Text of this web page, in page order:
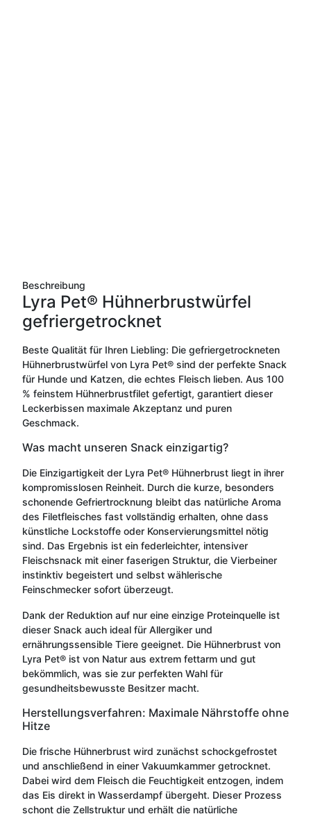
Beschreibung
Lyra Pet® Hühnerbrustwürfel
gefriergetrocknet
Beste Qualität für Ihren Liebling: Die gefriergetrockneten
Hühnerbrustwürfel von Lyra Pet® sind der perfekte Snack
für Hunde und Katzen, die echtes Fleisch lieben. Aus 100
% feinstem Hühnerbrustfilet gefertigt, garantiert dieser
Leckerbissen maximale Akzeptanz und puren
Geschmack.
Was macht unseren Snack einzigartig?
Die Einzigartigkeit der Lyra Pet® Hühnerbrust liegt in ihrer
kompromisslosen Reinheit. Durch die kurze, besonders
schonende Gefriertrocknung bleibt das natürliche Aroma
des Filetfleisches fast vollständig erhalten, ohne dass
künstliche Lockstoffe oder Konservierungsmittel nötig
sind. Das Ergebnis ist ein federleichter, intensiver
Fleischsnack mit einer faserigen Struktur, die Vierbeiner
instinktiv begeistert und selbst wählerische
Feinschmecker sofort überzeugt.
Dank der Reduktion auf nur eine einzige Proteinquelle ist
dieser Snack auch ideal für Allergiker und
ernährungssensible Tiere geeignet. Die Hühnerbrust von
Lyra Pet® ist von Natur aus extrem fettarm und gut
bekömmlich, was sie zur perfekten Wahl für
gesundheitsbewusste Besitzer macht.
Herstellungsverfahren: Maximale Nährstoffe ohne
Hitze
Die frische Hühnerbrust wird zunächst schockgefrostet
und anschließend in einer Vakuumkammer getrocknet.
Dabei wird dem Fleisch die Feuchtigkeit entzogen, indem
das Eis direkt in Wasserdampf übergeht. Dieser Prozess
schont die Zellstruktur und erhält die natürliche